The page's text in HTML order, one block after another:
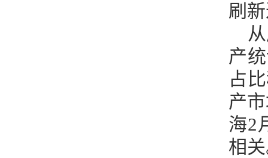
刷
产
占
产
海2
相